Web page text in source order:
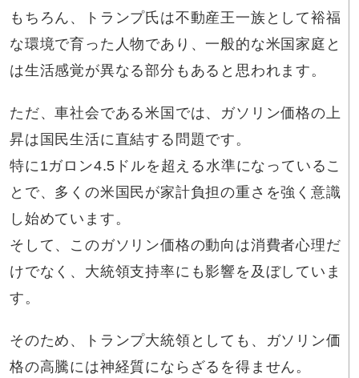
もちろん、トランプ氏は不動産王一族として裕福
な環境で育った人物であり、一般的な米国家庭と
は生活感覚が異なる部分もあると思われます。
ただ、車社会である米国では、ガソリン価格の上
昇は国民生活に直結する問題です。
特に1ガロン4.5ドルを超える水準になっているこ
とで、多くの米国民が家計負担の重さを強く意識
し始めています。
そして、このガソリン価格の動向は消費者心理だ
けでなく、大統領支持率にも影響を及ぼしていま
す。
そのため、トランプ大統領としても、ガソリン価
格の高騰には神経質にならざるを得ません。